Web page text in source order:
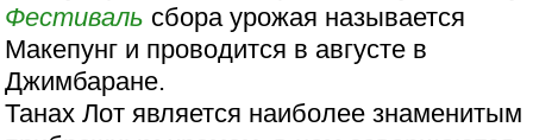
Фестиваль сбора урожая называется
Макепунг и проводится в августе в
Джимбаране.
Танах Лот является наиболее знаменитым